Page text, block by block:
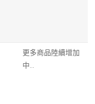
更多商品陸續增加
中...